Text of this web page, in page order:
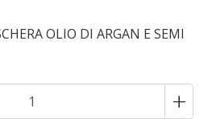
OLIO DI ARGAN E SEMI
+